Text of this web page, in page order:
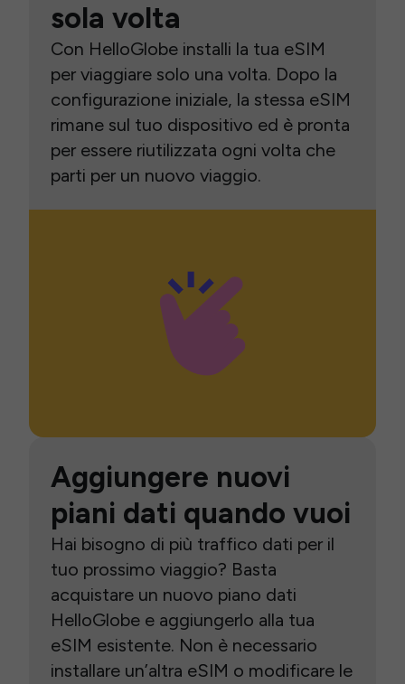
sola volta
Con HelloGlobe installi la tua eSIM
per viaggiare solo una volta. Dopo la
configurazione iniziale, la stessa eSIM
rimane sul tuo dispositivo ed è pronta
per essere riutilizzata ogni volta che
parti per un nuovo viaggio.
Aggiungere nuovi
piani dati quando vuoi
Hai bisogno di più traffico dati per il
tuo prossimo viaggio? Basta
acquistare un nuovo piano dati
HelloGlobe e aggiungerlo alla tua
eSIM esistente. Non è necessario
installare un’altra eSIM o modificare le